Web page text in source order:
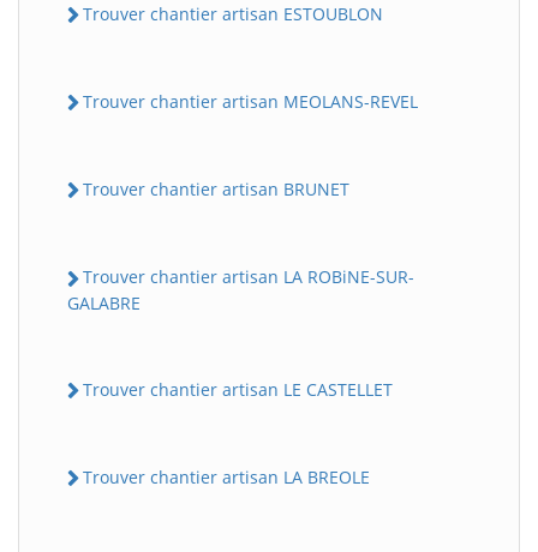
Trouver chantier artisan ESTOUBLON
Trouver chantier artisan MEOLANS-REVEL
Trouver chantier artisan BRUNET
Trouver chantier artisan LA ROBiNE-SUR-
GALABRE
Trouver chantier artisan LE CASTELLET
Trouver chantier artisan LA BREOLE